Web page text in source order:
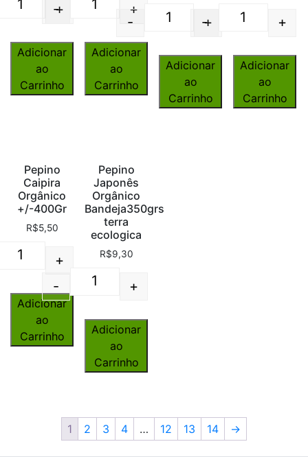
Quantity+
Adicionar
ao
Carrinho
Quantity
- +
Adicionar
ao
Carrinho
Quantity
- +
Adicionar
ao
Carrinho
Quantity
- +
Adicionar
ao
Carrinho
Pepino
Caipira
Orgânico
+/-400Gr
R$5,50
Quantity+
Adicionar
ao
Carrinho
Pepino
Japonês
Orgânico
Bandeja350grs
terra
ecologica
R$9,30
Quantity
- +
Adicionar
ao
Carrinho
1 2 3 4 … 12 13 14 →